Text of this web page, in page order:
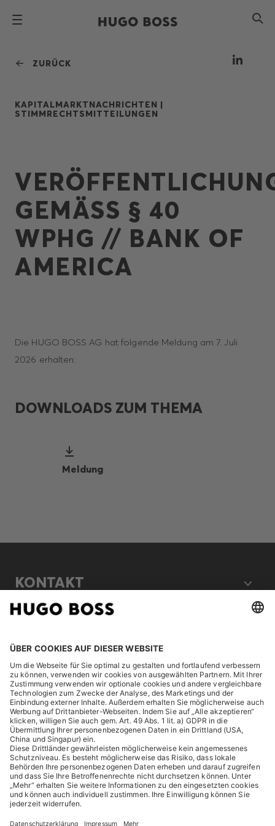
ZURÜCK
KAPITALMARKTNACHRICHTEN |
STIMMRECHTSMITTEILUNGEN
GEMÄSS § 40
WPHG // BANK OF
AMERICA
Die HUGO BOSS AG hat folgende Meldung am 7. Juli
2026 erhalten:
DOWNLOADS ZUM THEMA
Meldung
KONTAKT
ENTDECKEN
HUGO BOSS Corporate